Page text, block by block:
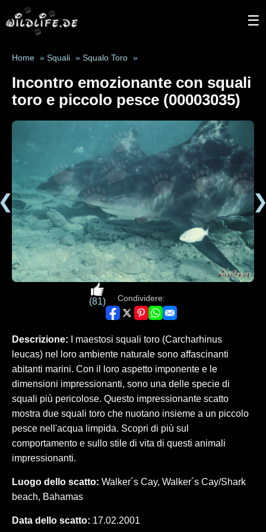
☰
Home » Squali » Squalo Toro »
Incontro emozionante con squali
toro e piccolo pesce (00003035)
(81) Condividere:
Descrizione: I maestosi squali toro (Carcharhinus
leucas) nel loro ambiente naturale sono affascinanti
abitanti marini. Con il loro aspetto imponente e le
dimensioni impressionanti, sono una delle specie di
squali più pericolose. Questo impressionante scatto
mostra due squali toro che nuotano insieme a un piccolo
pesce nell'acqua limpida. Scopri di più sul
comportamento e sullo stile di vita di questi animali
impressionanti.
Luogo dello scatto: Walker´s Cay, Walker´s Cay/Shark
beach, Bahamas
Data dello scatto: 17.02.2001